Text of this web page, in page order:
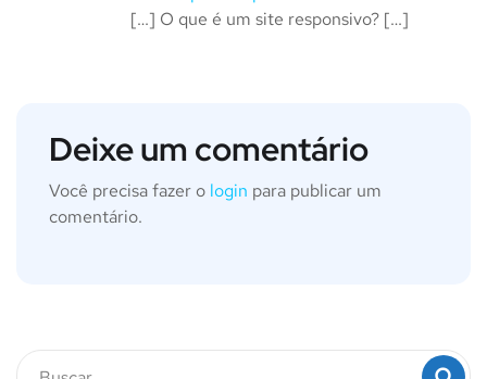
[…] O que é um site responsivo? […]
Deixe um comentário
Você precisa fazer o login para publicar um
comentário.